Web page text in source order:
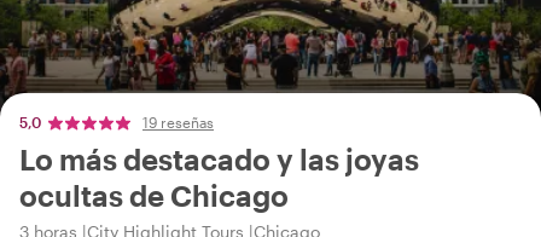
5,0 19 reseñas
Lo más destacado y las joyas
ocultas de Chicago
3 horas City Highlight Tours Chicago